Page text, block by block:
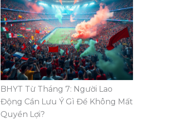
BHYT Từ Tháng 7: Người Lao
Động Cần Lưu Ý Gì Để Không Mất
Quyền Lợi?